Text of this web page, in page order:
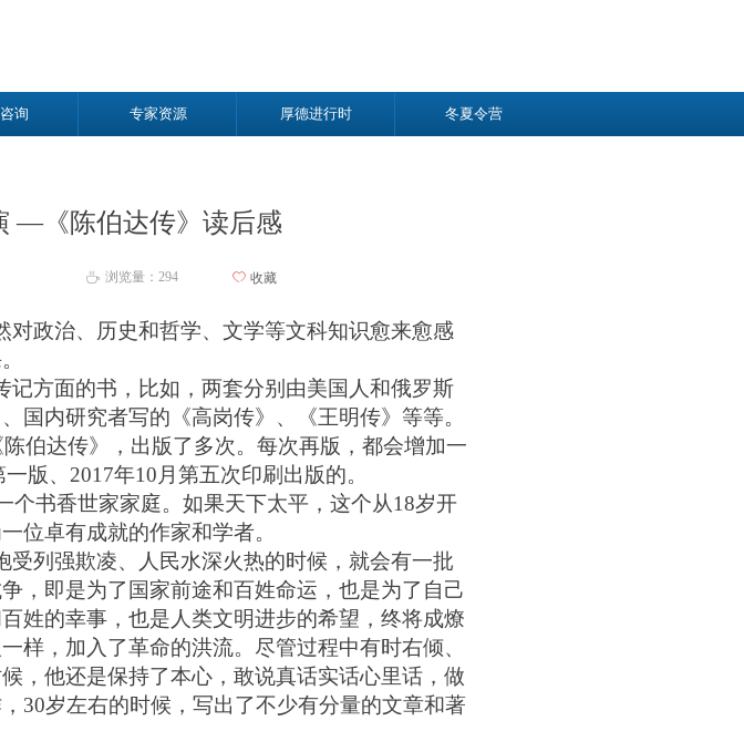
询 专家资源 厚德进行时 冬夏令营
—《陈伯达传》读后感
政治、历史和哲学、文学等文科知识愈来愈感
方面的书，比如，两套分别由美国人和俄罗斯
国内研究者写的《高岗传》、《王明传》等等。
伯达传》，出版了多次。每次再版，都会增加一
一版、2017年10 月第五次印刷出版的。
个书香世家家庭。如果天下太平，这个从18岁开
位卓有成就的作家和学者。
列强欺凌、人民水深火热的时候，就会有一批
，即是为了国家前途和百姓命运，也是为了自己
姓的幸事，也是人类文明进步的希望，终将成燎
样，加入了革命的洪流。尽管过程中有时右倾、
，他还是保持了本心，敢说真话实话心里话，做
30岁左右的时候，写出了不少有分量的文章和著
ꄘ 浏览量： 294 ꄀ 收藏